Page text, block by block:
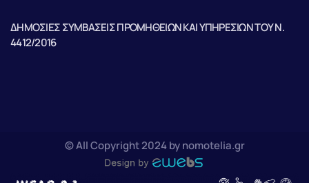
ΔΗΜΟΣΙΕΣ ΣΥΜΒΑΣΕΙΣ ΠΡΟΜΗΘΕΙΩΝ ΚΑΙ ΥΠΗΡΕΣΙΩΝ ΤΟΥ Ν.
4412/2016
© All Copyright 2024 by nomotelia.gr